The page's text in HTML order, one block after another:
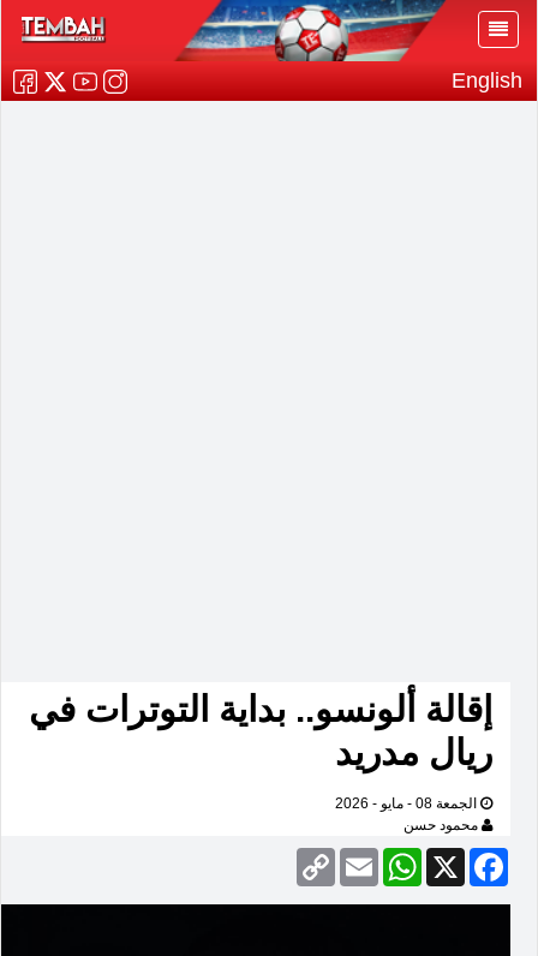
English
إقالة ألونسو.. بداية التوترات في
ريال مدريد
الجمعة 08 - مايو - 2026
محمود حسن
Facebook
X
WhatsApp
Email
Copy
Link